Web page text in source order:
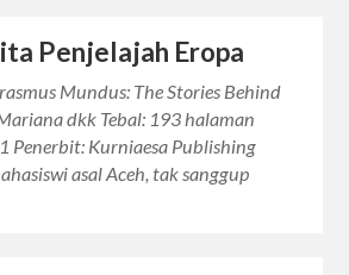
Penjelajah Eropa
Mundus: The Stories Behind
dkk Tebal: 193 halaman
Penerbit: Kurniaesa Publishing
asal Aceh, tak sanggup